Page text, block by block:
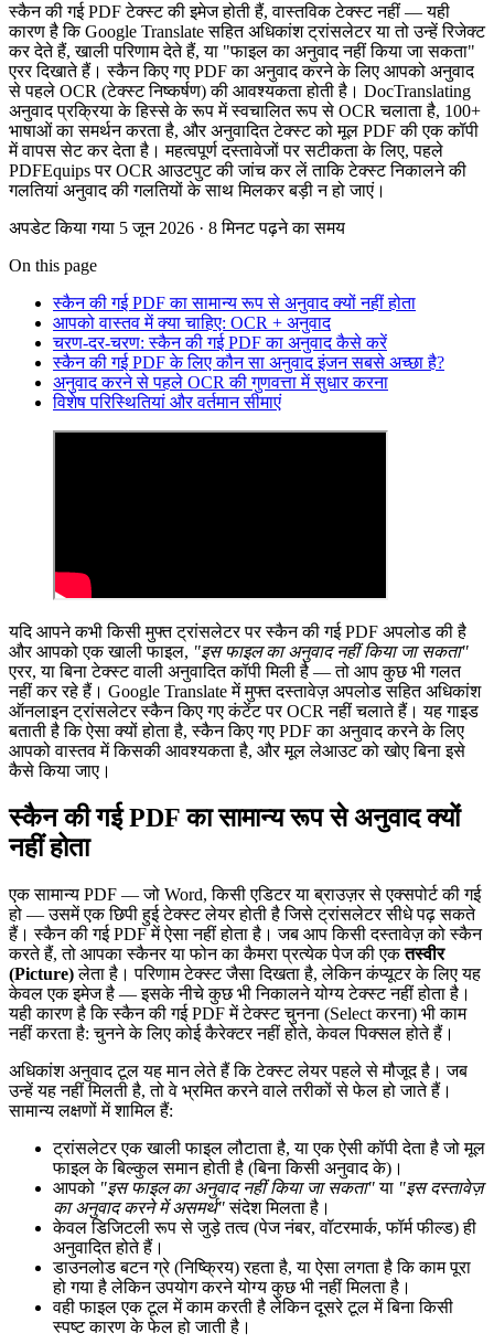
स्कैन की गई PDF टेक्स्ट की इमेज होती हैं, वास्तविक टेक्स्ट नहीं — यही
कारण है कि Google Translate सहित अधिकांश ट्रांसलेटर या तो उन्हें रिजेक्ट
कर देते हैं, खाली परिणाम देते हैं, या "फाइल का अनुवाद नहीं किया जा सकता"
एरर दिखाते हैं। स्कैन किए गए PDF का अनुवाद करने के लिए आपको अनुवाद
से पहले OCR (टेक्स्ट निष्कर्षण) की आवश्यकता होती है। DocTranslating
अनुवाद प्रक्रिया के हिस्से के रूप में स्वचालित रूप से OCR चलाता है, 100+
भाषाओं का समर्थन करता है, और अनुवादित टेक्स्ट को मूल PDF की एक कॉपी
में वापस सेट कर देता है। महत्वपूर्ण दस्तावेजों पर सटीकता के लिए, पहले
PDFEquips पर OCR आउटपुट की जांच कर लें ताकि टेक्स्ट निकालने की
गलतियां अनुवाद की गलतियों के साथ मिलकर बड़ी न हो जाएं।
अपडेट किया गया 5 जून 2026 · 8 मिनट पढ़ने का समय
On this page
स्कैन की गई PDF का सामान्य रूप से अनुवाद क्यों नहीं होता
आपको वास्तव में क्या चाहिए: OCR + अनुवाद
चरण-दर-चरण: स्कैन की गई PDF का अनुवाद कैसे करें
स्कैन की गई PDF के लिए कौन सा अनुवाद इंजन सबसे अच्छा है?
अनुवाद करने से पहले OCR की गुणवत्ता में सुधार करना
विशेष परिस्थितियां और वर्तमान सीमाएं
यदि आपने कभी किसी मुफ्त ट्रांसलेटर पर स्कैन की गई PDF अपलोड की है
और आपको एक खाली फाइल, "इस फाइल का अनुवाद नहीं किया जा सकता"
एरर, या बिना टेक्स्ट वाली अनुवादित कॉपी मिली है — तो आप कुछ भी गलत
नहीं कर रहे हैं। Google Translate में मुफ्त दस्तावेज़ अपलोड सहित अधिकांश
ऑनलाइन ट्रांसलेटर स्कैन किए गए कंटेंट पर OCR नहीं चलाते हैं। यह गाइड
बताती है कि ऐसा क्यों होता है, स्कैन किए गए PDF का अनुवाद करने के लिए
आपको वास्तव में किसकी आवश्यकता है, और मूल लेआउट को खोए बिना इसे
कैसे किया जाए।
स्कैन की गई PDF का सामान्य रूप से अनुवाद क्यों
नहीं होता
एक सामान्य PDF — जो Word, किसी एडिटर या ब्राउज़र से एक्सपोर्ट की गई
हो — उसमें एक छिपी हुई टेक्स्ट लेयर होती है जिसे ट्रांसलेटर सीधे पढ़ सकते
हैं। स्कैन की गई PDF में ऐसा नहीं होता है। जब आप किसी दस्तावेज़ को स्कैन
करते हैं, तो आपका स्कैनर या फोन का कैमरा प्रत्येक पेज की एकतस्वीर
(Picture)लेता है। परिणाम टेक्स्ट जैसा दिखता है, लेकिन कंप्यूटर के लिए यह
केवल एक इमेज है — इसके नीचे कुछ भी निकालने योग्य टेक्स्ट नहीं होता है।
यही कारण है कि स्कैन की गई PDF में टेक्स्ट चुनना (Select करना) भी काम
नहीं करता है: चुनने के लिए कोई कैरेक्टर नहीं होते, केवल पिक्सल होते हैं।
अधिकांश अनुवाद टूल यह मान लेते हैं कि टेक्स्ट लेयर पहले से मौजूद है। जब
उन्हें यह नहीं मिलती है, तो वे भ्रमित करने वाले तरीकों से फेल हो जाते हैं।
सामान्य लक्षणों में शामिल हैं:
ट्रांसलेटर एक खाली फाइल लौटाता है, या एक ऐसी कॉपी देता है जो मूल
फाइल के बिल्कुल समान होती है (बिना किसी अनुवाद के)।
आपको "इस फाइल का अनुवाद नहीं किया जा सकता"या "इस दस्तावेज़
का अनुवाद करने में असमर्थ"संदेश मिलता है।
केवल डिजिटली रूप से जुड़े तत्व (पेज नंबर, वॉटरमार्क, फॉर्म फील्ड) ही
अनुवादित होते हैं।
डाउनलोड बटन ग्रे (निष्क्रिय) रहता है, या ऐसा लगता है कि काम पूरा
हो गया है लेकिन उपयोग करने योग्य कुछ भी नहीं मिलता है।
वही फाइल एक टूल में काम करती है लेकिन दूसरे टूल में बिना किसी
स्पष्ट कारण के फेल हो जाती है।